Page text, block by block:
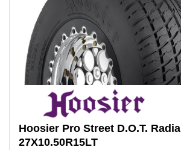
Hoosier Pro Street D.O.T. Radial
27X10.50R15LT